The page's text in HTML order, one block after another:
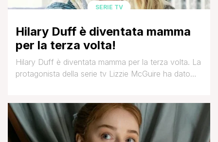
SERIE TV
Hilary Duff è diventata mamma
per la terza volta!
Hilary Duff è diventata mamma per la terza volta. La
protagonista della serie tv Lizzie McGuire ha dato
Mae James Bair e ad annunciare la notizia è stata
proprio la Duff che su Instagram [']